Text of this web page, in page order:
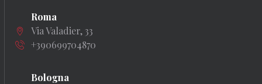
Roma
Via Valadier, 33
+390699704870
Bologna